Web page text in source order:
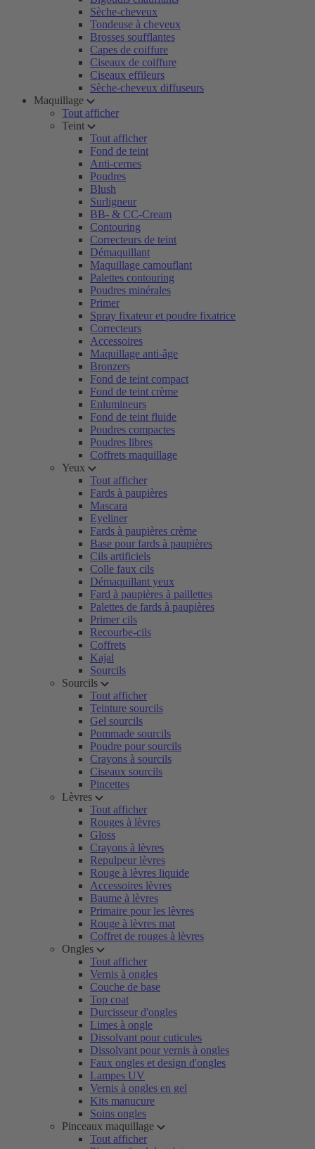
Sèche-cheveux
Tondeuse à cheveux
Brosses soufflantes
Capes de coiffure
Ciseaux de coiffure
Ciseaux effileurs
Sèche-cheveux diffuseurs
Maquillage
Tout afficher
Teint
Tout afficher
Fond de teint
Anti-cernes
Poudres
Blush
Surligneur
BB- & CC-Cream
Contouring
Correcteurs de teint
Démaquillant
Maquillage camouflant
Palettes contouring
Poudres minérales
Primer
Spray fixateur et poudre fixatrice
Correcteurs
Accessoires
Maquillage anti-âge
Bronzers
Fond de teint compact
Fond de teint crème
Enlumineurs
Fond de teint fluide
Poudres compactes
Poudres libres
Coffrets maquillage
Yeux
Tout afficher
Fards à paupières
Mascara
Eyeliner
Fards à paupières crème
Base pour fards à paupières
Cils artificiels
Colle faux cils
Démaquillant yeux
Fard à paupières à paillettes
Palettes de fards à paupières
Primer cils
Recourbe-cils
Coffrets
Kajal
Sourcils
Sourcils
Tout afficher
Teinture sourcils
Gel sourcils
Pommade sourcils
Poudre pour sourcils
Crayons à sourcils
Ciseaux sourcils
Pincettes
Lèvres
Tout afficher
Rouges à lèvres
Gloss
Crayons à lèvres
Repulpeur lèvres
Rouge à lèvres liquide
Accessoires lèvres
Baume à lèvres
Primaire pour les lèvres
Rouge à lèvres mat
Coffret de rouges à lèvres
Ongles
Tout afficher
Vernis à ongles
Couche de base
Top coat
Durcisseur d'ongles
Limes à ongle
Dissolvant pour cuticules
Dissolvant pour vernis à ongles
Faux ongles et design d'ongles
Lampes UV
Vernis à ongles en gel
Kits manucure
Soins ongles
Pinceaux maquillage
Tout afficher